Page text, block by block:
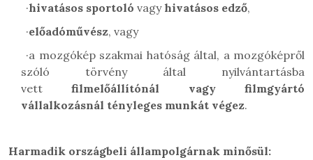
·hivatásos sportoló vagy hivatásos edző,
·előadóművész, vagy
·a mozgókép szakmai hatóság által, a mozgóképről
szóló törvény által nyilvántartásba
vettfilmelőállítónál vagy
filmgyártó
vállalkozásnál tényleges munkát végez.
Harmadik országbeli állampolgárnak minősül: